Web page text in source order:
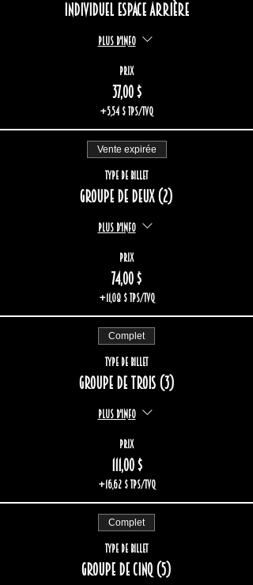
Individuel espace arrière
Plus d'info
Prix
37,00 $
+5,54 $ TPS/TVQ
Vente expirée
Type de billet
Groupe de deux (2)
Plus d'info
Prix
74,00 $
+11,08 $ TPS/TVQ
Complet
Type de billet
Groupe de trois (3)
Plus d'info
Prix
111,00 $
+16,62 $ TPS/TVQ
Complet
Type de billet
Groupe de cinq (5)